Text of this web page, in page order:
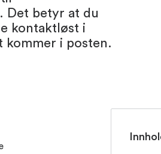
Det betyr at du
kontaktløst i
kommer i posten.